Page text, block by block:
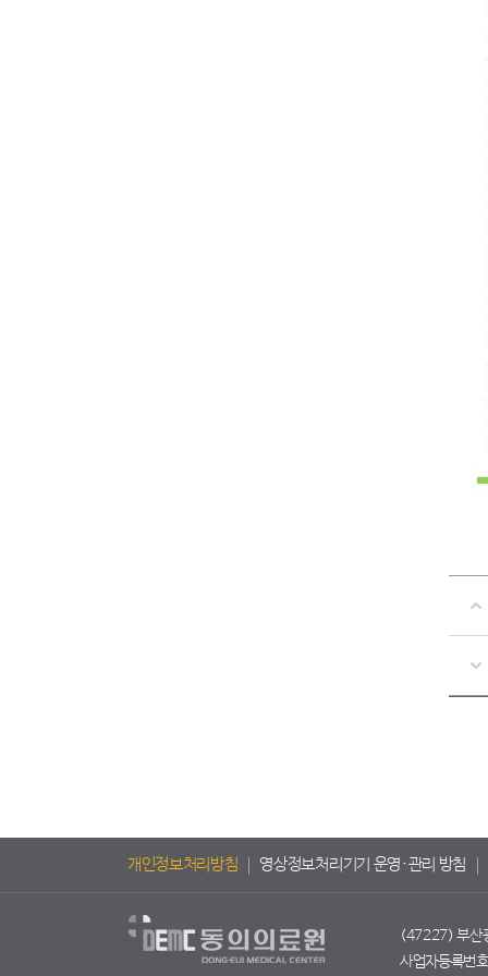
개인정보처리방침 영상정보처리기기 운영·관리 방침
(47227) 부산
사업자등록